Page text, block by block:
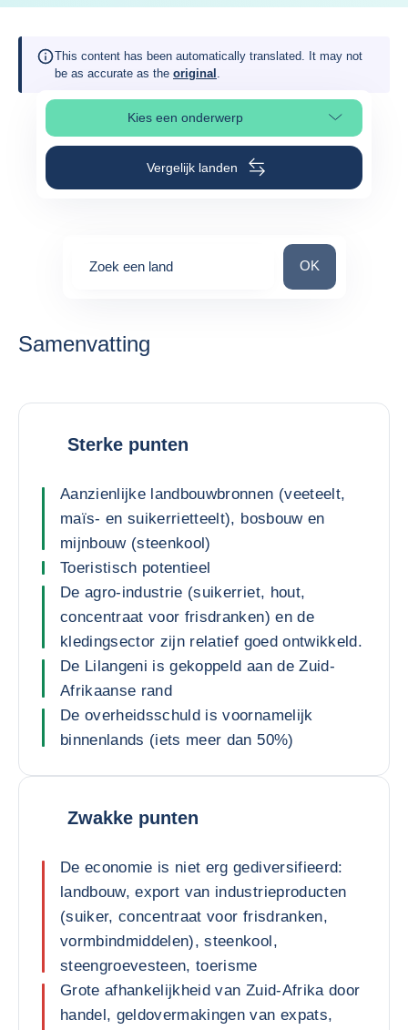
This content has been automatically translated. It may not
be as accurate as the original .
Kies een onderwerp
Selecteer paginasectie
Vergelijk landen
Zoek een land Zoek een land
OK
Samenvatting
Sterke punten
Aanzienlijke landbouwbronnen (veeteelt,
maïs- en suikerrietteelt), bosbouw en
mijnbouw (steenkool)
Toeristisch potentieel
De agro-industrie (suikerriet, hout,
concentraat voor frisdranken) en de
kledingsector zijn relatief goed ontwikkeld.
De Lilangeni is gekoppeld aan de Zuid-
Afrikaanse rand
De overheidsschuld is voornamelijk
binnenlands (iets meer dan 50%)
Zwakke punten
De economie is niet erg gediversifieerd:
landbouw, export van industrieproducten
(suiker, concentraat voor frisdranken,
vormbindmiddelen), steenkool,
steengroevesteen, toerisme
Grote afhankelijkheid van Zuid-Afrika door
handel, geldovermakingen van expats,